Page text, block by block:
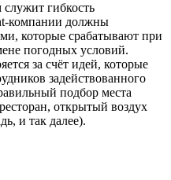
гибкость
компании должны
которые срабатывают при
погодных условий.
за счёт идей, которые
задействованного
подбор места
открытый воздух
и так далее).